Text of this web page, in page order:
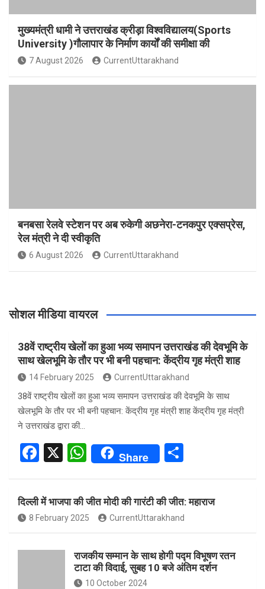
मुख्यमंत्री धामी ने उत्तराखंड क्रीड़ा विश्वविद्यालय(Sports
University )गौलापार के निर्माण कार्यों की समीक्षा की
7 August 2026 CurrentUttarakhand
बनबसा रेलवे स्टेशन पर अब रुकेगी अछनेरा-टनकपुर एक्सप्रेस,
रेल मंत्री ने दी स्वीकृति
6 August 2026 CurrentUttarakhand
सोशल मीडिया वायरल
38वें राष्ट्रीय खेलों का हुआ भव्य समापन उत्तराखंड की देवभूमि के
साथ खेलभूमि के तौर पर भी बनी पहचान: केंद्रीय गृह मंत्री शाह
14 February 2025 CurrentUttarakhand
38वें राष्ट्रीय खेलों का हुआ भव्य समापन उत्तराखंड की देवभूमि के साथ
खेलभूमि के तौर पर भी बनी पहचान: केंद्रीय गृह मंत्री शाह केंद्रीय गृह मंत्री
ने उत्तराखंड द्वारा की…
F
ce
b
o
o
X
W
at
s
A
p
p
Share
e
दिल्ली में भाजपा की जीत मोदी की गारंटी की जीत: महाराज
8 February 2025 CurrentUttarakhand
राजकीय सम्मान के साथ होगी पद्म विभूषण रतन
टाटा की विदाई, सुबह 10 बजे अंतिम दर्शन
10 October 2024